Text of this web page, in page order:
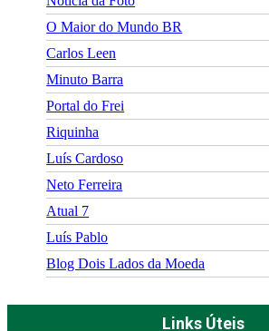
O Maior do Mundo BR
Carlos Leen
Minuto Barra
Portal do Frei
Riquinha
Luís Cardoso
Neto Ferreira
Atual 7
Luís Pablo
Blog Dois Lados da Moeda
Links Úteis